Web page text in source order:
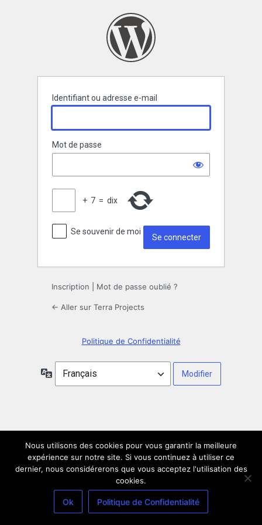
Identifiant ou adresse e-mail
Mot de passe
+ 7 = dix
Se souvenir de moi
Inscription Mot de passe oublié ?
← Aller sur Terra Projects
Politique de Confidentialité
Langue
Nous utilisons des cookies pour vous garantir la meilleure
expérience sur notre site. Si vous continuez à utiliser ce
dernier, nous considérerons que vous acceptez l'utilisation des
cookies.
Ok Politique de Confidentialité